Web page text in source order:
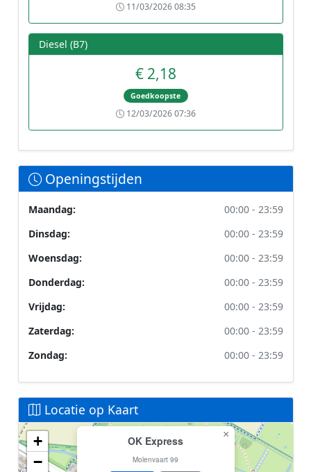
11/03/2026 08:35
Diesel (B7)
€ 2,18
Goedkoopste
12/03/2026 07:36
Openingstijden
Maandag:
00:00 - 23:59
Dinsdag:
00:00 - 23:59
Woensdag:
00:00 - 23:59
Donderdag:
00:00 - 23:59
Vrijdag:
00:00 - 23:59
Zaterdag:
00:00 - 23:59
Zondag:
00:00 - 23:59
Locatie op Kaart
Geen locatiegegevens beschikbaar voor dit station.
Dit station heeft geen GPS coördinaten in de database.
OK Express
Molenvaart 99
×
+
−